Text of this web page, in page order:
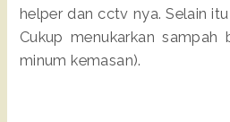
helper dan cctv nya. Selain
Cukup menukarkan
minum kemasan).